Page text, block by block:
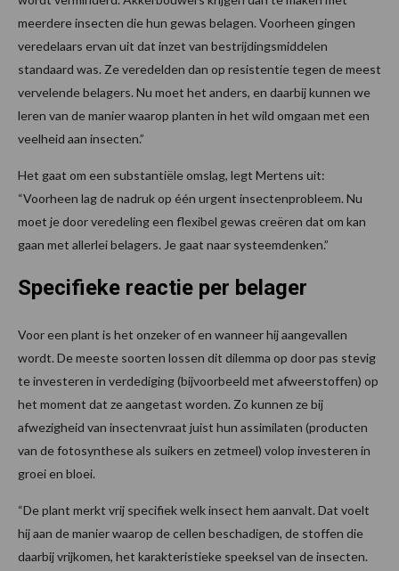
meerdere insecten die hun gewas belagen. Voorheen gingen
veredelaars ervan uit dat inzet van bestrijdingsmiddelen
standaard was. Ze veredelden dan op resistentie tegen de meest
vervelende belagers. Nu moet het anders, en daarbij kunnen we
leren van de manier waarop planten in het wild omgaan met een
veelheid aan insecten.”
Het gaat om een substantiële omslag, legt Mertens uit:
“Voorheen lag de nadruk op één urgent insectenprobleem. Nu
moet je door veredeling een flexibel gewas creëren dat om kan
gaan met allerlei belagers. Je gaat naar systeemdenken.”
Specifieke reactie per belager
Voor een plant is het onzeker of en wanneer hij aangevallen
wordt. De meeste soorten lossen dit dilemma op door pas stevig
te investeren in verdediging (bijvoorbeeld met afweerstoffen) op
het moment dat ze aangetast worden. Zo kunnen ze bij
afwezigheid van insectenvraat juist hun assimilaten (producten
van de fotosynthese als suikers en zetmeel) volop investeren in
groei en bloei.
“De plant merkt vrij specifiek welk insect hem aanvalt. Dat voelt
hij aan de manier waarop de cellen beschadigen, de stoffen die
daarbij vrijkomen, het karakteristieke speeksel van de insecten.